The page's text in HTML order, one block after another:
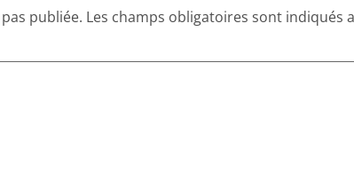
publiée. Les champs obligatoires sont indiqués